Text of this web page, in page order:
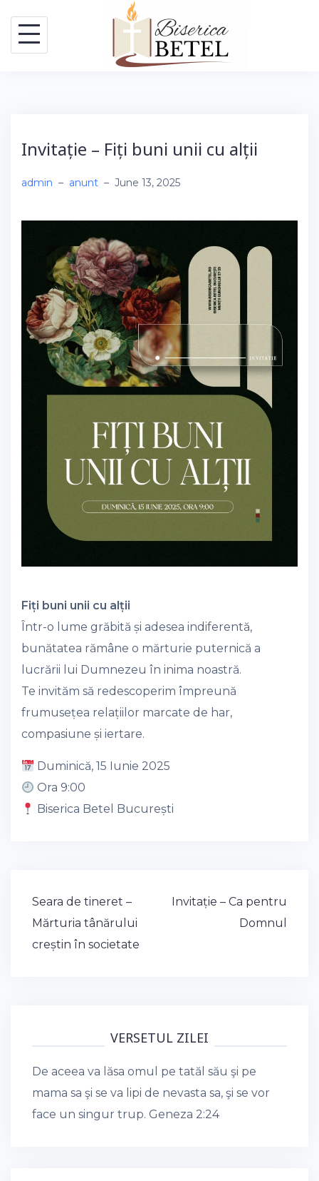
content
Invitație – Fiți buni unii cu alții
admin – anunt – June 13, 2025
Fiți buni unii cu alții
Într-o lume grăbită și adesea indiferentă,
bunătatea rămâne o mărturie puternică a
lucrării lui Dumnezeu în inima noastră.
Te invităm să redescoperim împreună
frumusețea relațiilor marcate de har,
compasiune și iertare.
Duminică, 15 Iunie 2025
Ora 9:00
Biserica Betel București
Post
navigation
Seara de tineret –
Mărturia tânărului
creștin în societate
Invitație – Ca pentru
Domnul
VERSETUL ZILEI
De aceea va lăsa omul pe tatăl său şi pe
mama sa şi se va lipi de nevasta sa, şi se vor
face un singur trup. Geneza 2:24